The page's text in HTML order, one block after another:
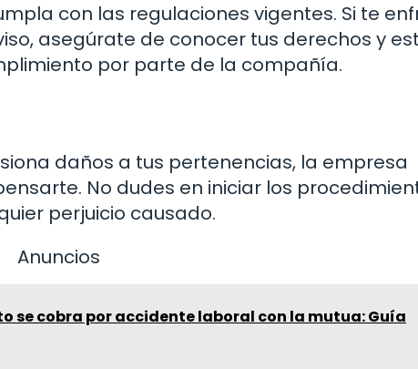
con las regulaciones vigentes. Si te
asegúrate de conocer tus derechos y
por parte de la compañía.
daños a tus pertenencias, la empresa
No dudes en iniciar los
perjuicio causado.
Anuncios
se cobra por accidente laboral con la mutua: Guía